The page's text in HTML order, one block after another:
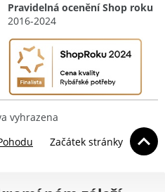
Pravidelná ocenění Shop roku
2016-2024
vyhrazena
Začátek stránky